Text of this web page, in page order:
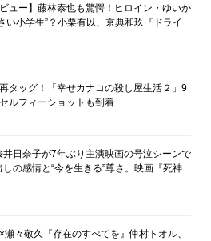
ュー】藤林泰也も驚愕！ヒロイン・ゆいか
い小学生”？小栗有以、京典和玖『ドライ
タッグ！「幸せカナコの殺し屋生活２」9
ルフィーショットも到着
井日奈子が7年ぶり主演映画の号泣シーンで
の感情と“今を生きる”尊さ。映画『死神
々敬久『存在のすべてを』仲村トオル、